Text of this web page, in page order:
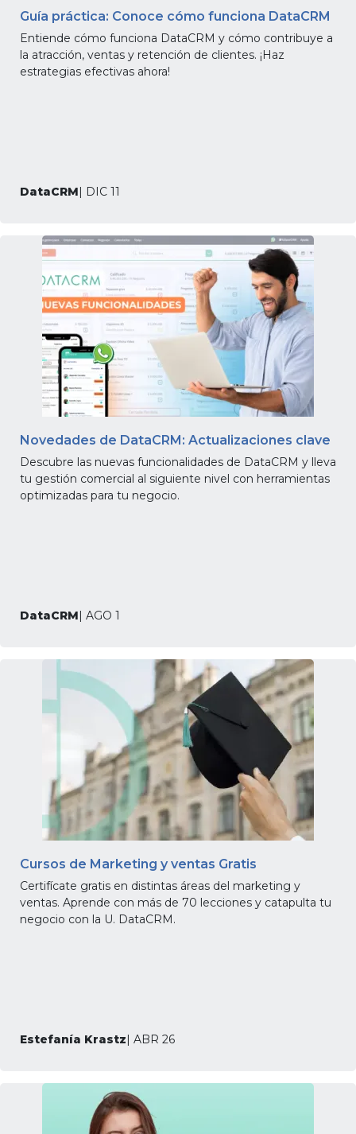
Guía práctica: Conoce cómo funciona DataCRM
Entiende cómo funciona DataCRM y cómo contribuye a
la atracción, ventas y retención de clientes. ¡Haz
estrategias efectivas ahora!
DataCRM| DIC 11
Novedades de DataCRM: Actualizaciones clave
Descubre las nuevas funcionalidades de DataCRM y lleva
tu gestión comercial al siguiente nivel con herramientas
optimizadas para tu negocio.
DataCRM| AGO 1
Cursos de Marketing y ventas Gratis
Certifícate gratis en distintas áreas del marketing y
ventas. Aprende con más de 70 lecciones y catapulta tu
negocio con la U. DataCRM.
Estefanía Krastz| ABR 26